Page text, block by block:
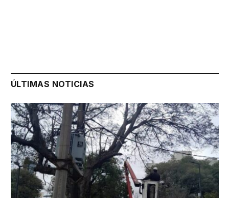
ÚLTIMAS NOTICIAS